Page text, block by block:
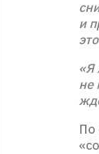
и
«Я
не
По